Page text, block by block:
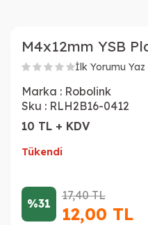
M4x12mm YSB
İlk Yorumu Yaz
Marka : Robolink
Sku : RLH2B16-0412
10 TL + KDV
Tükendi
%31
17,40TL
12,00 TL